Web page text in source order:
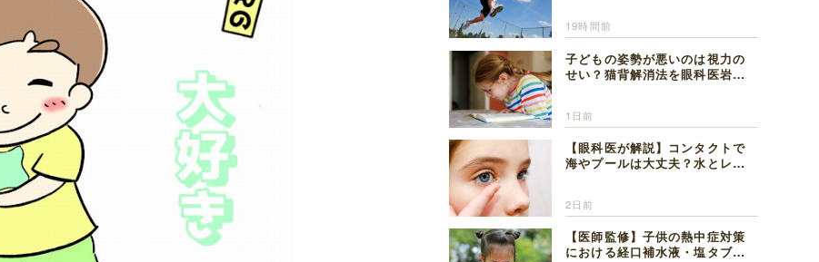
19時間前
子どもの姿勢が悪いのは視力の
せい？猫背解消法を眼科医岩見
1日前
【眼科医が解説】コンタクトで
海やプールは大丈夫？水とレン
2日前
【医師監修】子供の熱中症対策
における経口補水液・塩タブレ